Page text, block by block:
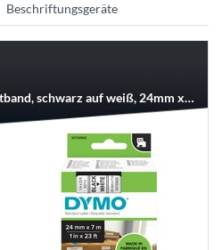
Beschriftungsgeräte
Dymo D1 ORIGINAL Schriftband, schwarz auf weiß, 24mm x 7m